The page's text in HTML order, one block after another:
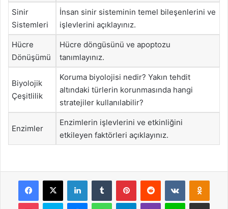
Sinir
Sistemleri
İnsan sinir sisteminin temel bileşenlerini ve
işlevlerini açıklayınız.
Hücre
Dönüşümü
Hücre döngüsünü ve apoptozu
tanımlayınız.
Biyolojik
Çeşitlilik
Koruma biyolojisi nedir? Yakın tehdit
altındaki türlerin korunmasında hangi
stratejiler kullanılabilir?
Enzimler
Enzimlerin işlevlerini ve etkinliğini
etkileyen faktörleri açıklayınız.
Facebook
X LinkedInTumblr PinterestReddit VKontakte
Pocket Skype MessengerWhatsAppTelegramViber Line E-Posta ile